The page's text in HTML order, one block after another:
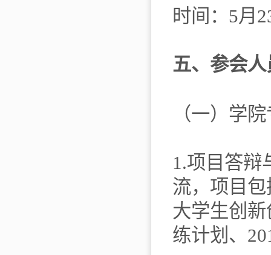
时间：5月
五、参会人
（一）学
1.项目答辩
流，项目
大学生创
练计划、